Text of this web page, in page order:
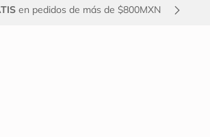
en pedidos de más de $800MXN